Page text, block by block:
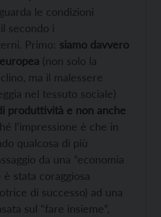
le condizioni
secondo i
Primo: siamo davvero
(non solo la
ma il malessere
nel tessuto sociale)
produttività e non anche
l’impressione è che in
qualcosa di più
da una “economia
è stata coraggiosa
di successo) ad una
sul “fare insieme”,